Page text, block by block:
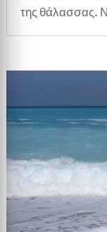
της θάλασσας.